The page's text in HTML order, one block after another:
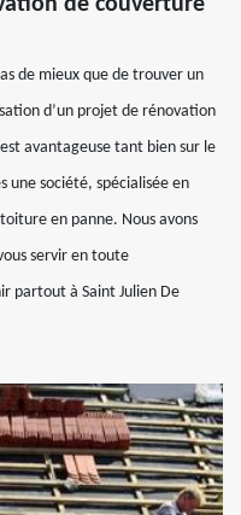
de couverture
de mieux que de trouver un
d’un projet de rénovation
avantageuse tant bien sur le
une société, spécialisée en
en panne. Nous avons
servir en toute
partout à Saint Julien De